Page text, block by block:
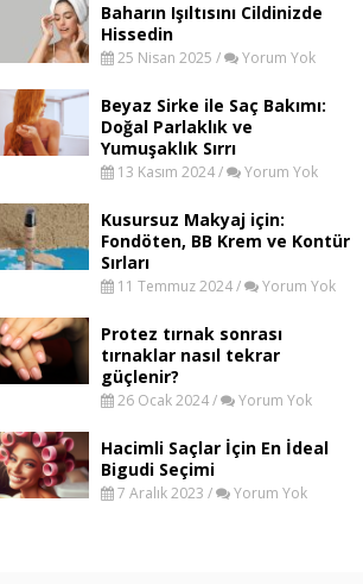
Baharın Işıltısını Cildinizde
Hissedin
25 Nisan 2025 / Yorum Yok
Beyaz Sirke ile Saç Bakımı:
Doğal Parlaklık ve
Yumuşaklık Sırrı
13 Kasım 2024 / Yorum Yok
Kusursuz Makyaj için:
Fondöten, BB Krem ve Kontür
Sırları
11 Temmuz 2024 / Yorum Yok
Protez tırnak sonrası
tırnaklar nasıl tekrar
güçlenir?
26 Ocak 2024 / Yorum Yok
Hacimli Saçlar İçin En İdeal
Bigudi Seçimi
7 Aralık 2023 / Yorum Yok